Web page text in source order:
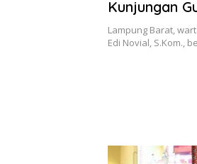
Kunjungan
Percepatan
Lampung Barat,
Edi Novial, S.Kom.,